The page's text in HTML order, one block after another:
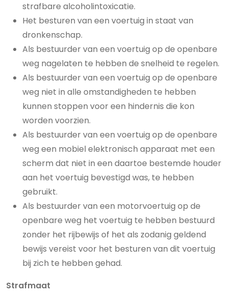
strafbare alcoholintoxicatie.
Het besturen van een voertuig in staat van
dronkenschap.
Als bestuurder van een voertuig op de openbare
weg nagelaten te hebben de snelheid te regelen.
Als bestuurder van een voertuig op de openbare
weg niet in alle omstandigheden te hebben
kunnen stoppen voor een hindernis die kon
worden voorzien.
Als bestuurder van een voertuig op de openbare
weg een mobiel elektronisch apparaat met een
scherm dat niet in een daartoe bestemde houder
aan het voertuig bevestigd was, te hebben
gebruikt.
Als bestuurder van een motorvoertuig op de
openbare weg het voertuig te hebben bestuurd
zonder het rijbewijs of het als zodanig geldend
bewijs vereist voor het besturen van dit voertuig
bij zich te hebben gehad.
Strafmaat